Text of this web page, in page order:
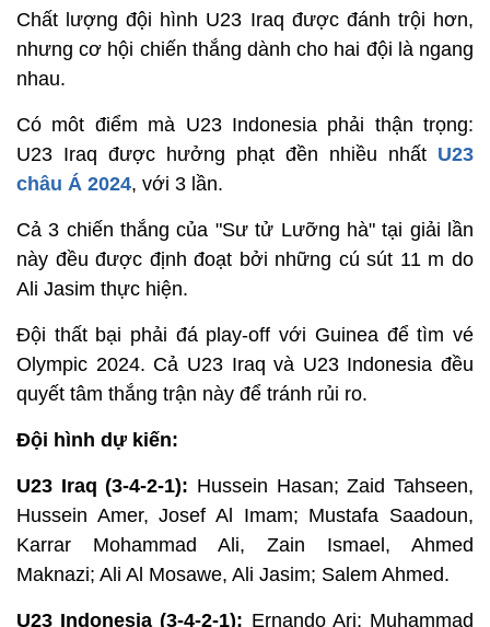
Chất lượng đội hình U23 Iraq được đánh trội hơn,
nhưng cơ hội chiến thắng dành cho hai đội là ngang
nhau.
Có môt điểm mà U23 Indonesia phải thận trọng:
U23 Iraq được hưởng phạt đền nhiều nhất U23
châu Á 2024, với 3 lần.
Cả 3 chiến thắng của "Sư tử Lưỡng hà" tại giải lần
này đều được định đoạt bởi những cú sút 11 m do
Ali Jasim thực hiện.
Đội thất bại phải đá play-off với Guinea để tìm vé
Olympic 2024. Cả U23 Iraq và U23 Indonesia đều
quyết tâm thắng trận này để tránh rủi ro.
Đội hình dự kiến:
U23 Iraq (3-4-2-1): Hussein Hasan; Zaid Tahseen,
Hussein Amer, Josef Al Imam; Mustafa Saadoun,
Karrar Mohammad Ali, Zain Ismael, Ahmed
Maknazi; Ali Al Mosawe, Ali Jasim; Salem Ahmed.
U23 Indonesia (3-4-2-1): Ernando Ari; Muhammad